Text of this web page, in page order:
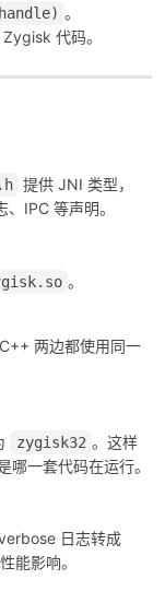
。
代码。
提供 JNI 类型，
IPC 等声明。
。
两边都使用同一
zygisk32 。这样
一套代码在运行。
日志转成
能影响。